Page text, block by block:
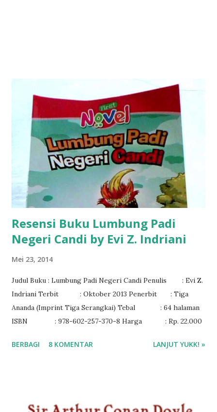
Resensi Buku Lumbung Padi
Negeri Candi by Evi Z. Indriani
Mei 23, 2014
Judul Buku : Lumbung Padi Negeri Candi Penulis : Evi Z.
Indriani Terbit : Oktober 2013 Penerbit : Tiga
Ananda (Imprint Tiga Serangkai) Tebal : 64 halaman
ISBN : 978-602-257-370-8 Harga : Rp. 22.000
BERBAGI 8 KOMENTAR LANJUT YUKK! »